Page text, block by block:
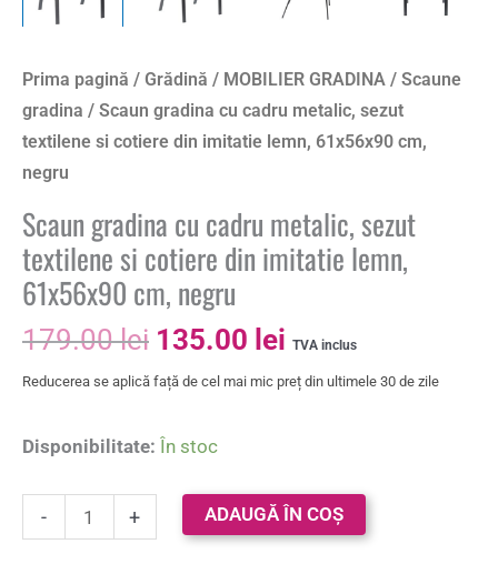
Prima pagină / Grădină / MOBILIER GRADINA / Scaune
gradina / Scaun gradina cu cadru metalic, sezut
textilene si cotiere din imitatie lemn, 61x56x90 cm,
negru
Scaun gradina cu cadru metalic, sezut
textilene si cotiere din imitatie lemn,
61x56x90 cm, negru
179.00lei 135.00 lei TVA inclus
Reducerea se aplică față de cel mai mic preț din ultimele 30 de zile
Disponibilitate: În stoc
- + ADAUGĂ ÎN COȘ